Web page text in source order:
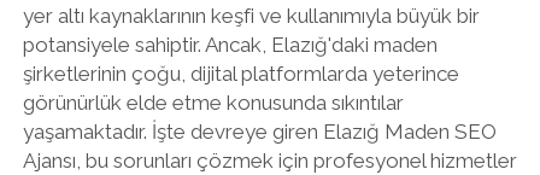
yer altı kaynaklarının keşfi ve kullanımıyla büyük bir
potansiyele sahiptir. Ancak, Elazığ'daki maden
şirketlerinin çoğu, dijital platformlarda yeterince
görünürlük elde etme konusunda sıkıntılar
yaşamaktadır. İşte devreye giren Elazığ Maden SEO
Ajansı, bu sorunları çözmek için profesyonel hizmetler